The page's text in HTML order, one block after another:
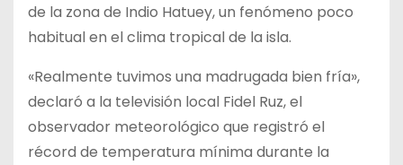
de la zona de Indio Hatuey, un fenómeno poco
habitual en el clima tropical de la isla.
«Realmente tuvimos una madrugada bien fría»,
declaró a la televisión local Fidel Ruz, el
observador meteorológico que registró el
récord de temperatura mínima durante la